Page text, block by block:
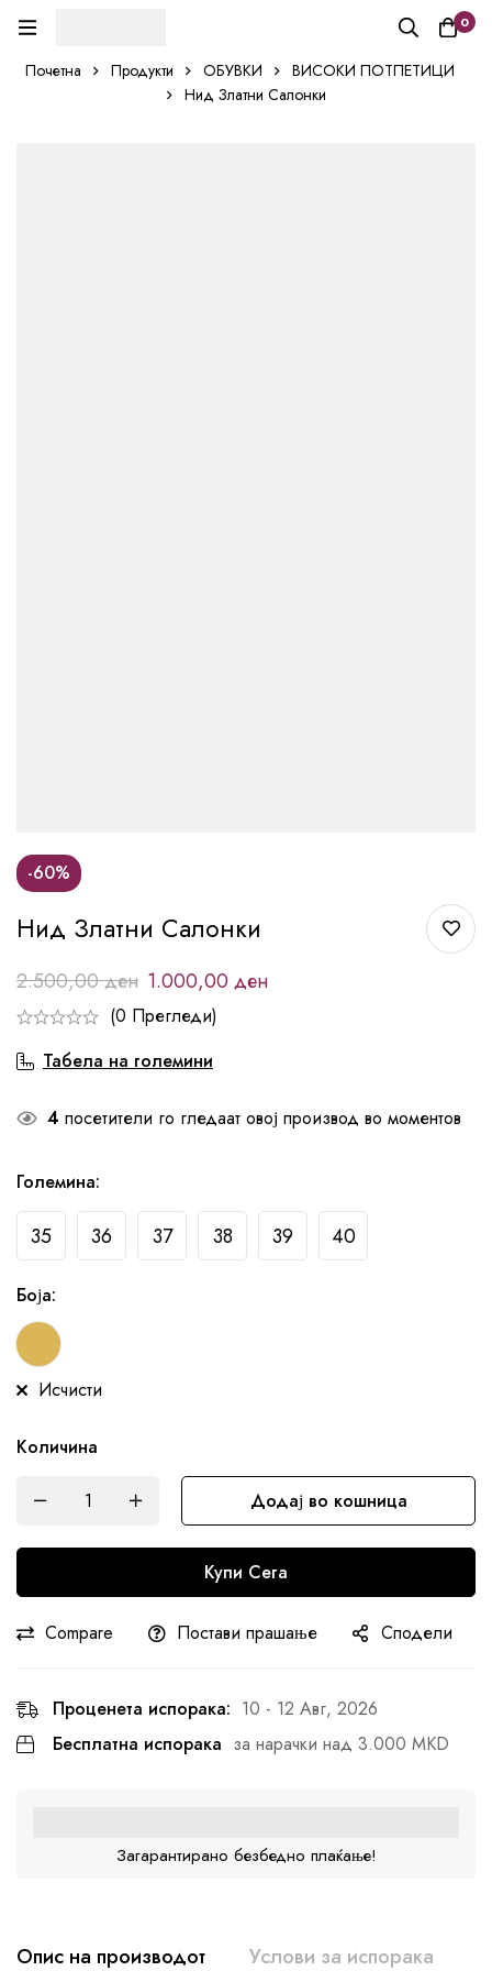
0
Почетна Продукти ОБУВКИ
ВИСОКИ ПОТПЕТИЦИ
Нид Златни Салонки
-60%
Нид Златни Салонки
2.500,00ден 1.000,00 ден
(0 Прегледи)
Табела на големини
4 посетители го гледаат овој производ во моментов
Големина:
35 36 37 38 39 40
Боја:
Исчисти
Количина
Додај во кошница
Купи Сега
Compare Постави прашање Сподели
Проценета испорака: 10 - 12 Авг, 2026
Бесплатна испорака за нарачки над 3.000 MKD
Загарантирано безбедно плаќање!
Опис на производот Услови за испорака